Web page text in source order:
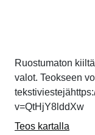
Ruostumaton
valot. Teokseen
v=QtHjY8lddXw
Teos kartalla